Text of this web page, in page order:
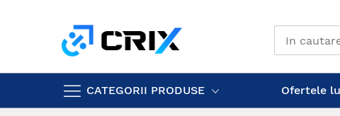
CATEGORII PRODUSE Ofertele